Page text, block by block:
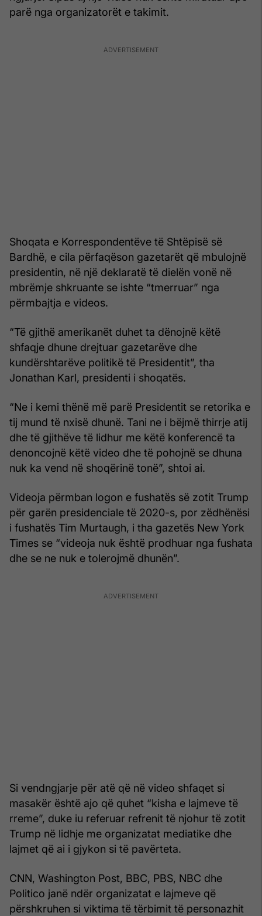
parë nga organizatorët e takimit.
Shoqata e Korrespondentëve të Shtëpisë së
Bardhë, e cila përfaqëson gazetarët që mbulojnë
presidentin, në një deklaratë të dielën vonë në
mbrëmje shkruante se ishte “tmerruar” nga
përmbajtja e videos.
“Të gjithë amerikanët duhet ta dënojnë këtë
shfaqje dhune drejtuar gazetarëve dhe
kundërshtarëve politikë të Presidentit”, tha
Jonathan Karl, presidenti i shoqatës.
“Ne i kemi thënë më parë Presidentit se retorika e
tij mund të nxisë dhunë. Tani ne i bëjmë thirrje atij
dhe të gjithëve të lidhur me këtë konferencë ta
denoncojnë këtë video dhe të pohojnë se dhuna
nuk ka vend në shoqërinë tonë”, shtoi ai.
Videoja përmban logon e fushatës së zotit Trump
për garën presidenciale të 2020-s, por zëdhënësi
i fushatës Tim Murtaugh, i tha gazetës New York
Times se “videoja nuk është prodhuar nga fushata
dhe se ne nuk e tolerojmë dhunën”.
Si vendngjarje për atë që në video shfaqet si
masakër është ajo që quhet “kisha e lajmeve të
rreme”, duke iu referuar refrenit të njohur të zotit
Trump në lidhje me organizatat mediatike dhe
lajmet që ai i gjykon si të pavërteta.
CNN, Washington Post, BBC, PBS, NBC dhe
Politico janë ndër organizatat e lajmeve që
përshkruhen si viktima të tërbimit të personazhit